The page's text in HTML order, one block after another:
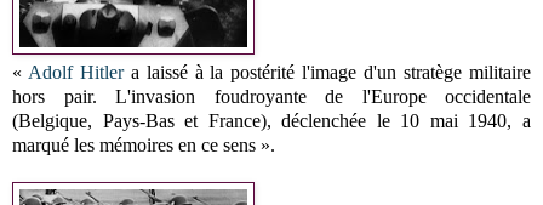
« Adolf Hitlera laissé à la postérité l'image d'un stratège militaire
hors pair. L'invasion foudroyante de l'Europe occidentale
(Belgique, Pays-Bas et France), déclenchée le 10 mai 1940, a
marqué les mémoires en ce sens ».